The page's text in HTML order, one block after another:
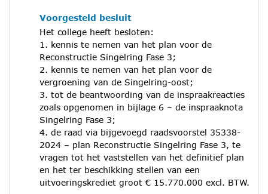
Voorgesteld besluit
Het college heeft besloten:
1. kennis te nemen van het plan voor de
Reconstructie Singelring Fase 3;
2. kennis te nemen van het plan voor de
vergroening van de Singelring-oost;
3. tot de beantwoording van de inspraakreacties
zoals opgenomen in bijlage 6 – de inspraaknota
Singelring Fase 3;
4. de raad via bijgevoegd raadsvoorstel 35338-
2024 – plan Reconstructie Singelring Fase 3, te
vragen tot het vaststellen van het definitief plan
en het ter beschikking stellen van een
uitvoeringskrediet groot € 15.770.000 excl. BTW.